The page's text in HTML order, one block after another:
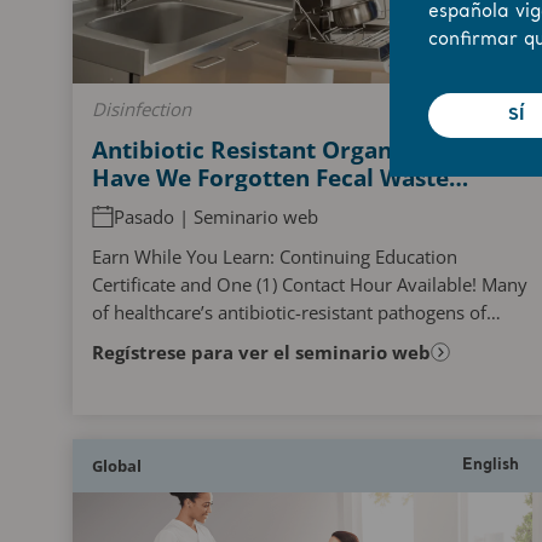
Disinfection
Antibiotic Resistant Organism Spread:
Have We Forgotten Fecal Waste
Management?
Pasado | Seminario web
Earn While You Learn: Continuing Education
Certificate and One (1) Contact Hour Available! Many
of healthcare’s antibiotic-resistant pathogens of
concern (VRE, ESBL, CRE, MRSA, etc.) and C. difficile...
Regístrese para ver el seminario web
Global English
española
confirmar
SÍ